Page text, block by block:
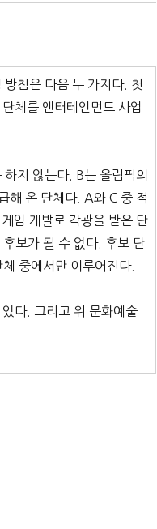
침은 다음 두 가지다. 첫
체를 엔터테인먼트 사업
지 않는다. B는 올림픽의
해 온 단체다. A와 C 중 적
임 개발로 각광을 받은 단
보가 될 수 없다. 후보 단
중에서만 이루어진다.
다. 그리고 위 문화예술